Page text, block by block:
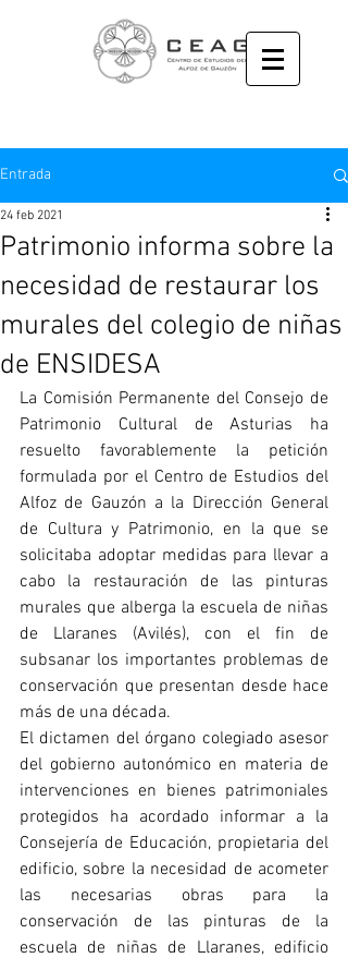
Entrada
Patrimonio informa sobre la
necesidad de restaurar los
murales del colegio de niñas
de ENSIDESA
24 feb 2021
La Comisión Permanente del Consejo de
Patrimonio Cultural de Asturias ha
resuelto favorablemente la petición
formulada por el Centro de Estudios del
Alfoz de Gauzón a la Dirección General
de Cultura y Patrimonio, en la que se
solicitaba adoptar medidas para llevar a
cabo la restauración de las pinturas
murales que alberga la escuela de niñas
de Llaranes (Avilés), con el fin de
subsanar los importantes problemas de
conservación que presentan desde hace
más de una década.
El dictamen del órgano colegiado asesor
del gobierno autonómico en materia de
intervenciones en bienes patrimoniales
protegidos ha acordado informar a la
Consejería de Educación, propietaria del
edificio, sobre la necesidad de acometer
las necesarias obras para la
conservación de las pinturas de la
escuela de niñas de Llaranes, edificio